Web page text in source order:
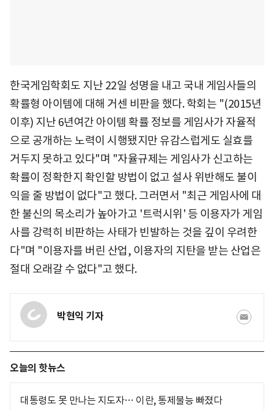
한국게임학회도 지난 22일 성명을 내고 국내 게임사들의
확률형 아이템에 대해 거센 비판을 했다. 학회는 "(2015년
이후) 지난 6년여간 아이템 확률 정보를 게임사가 자율적
으로 공개하는 노력이 시행됐지만 유감스럽게도 실효를
거두지 못하고 있다"며 "자율규제는 게임사가 신고하는
확률이 정확한지 확인할 방법이 없고 설사 위반해도 불이
익을 줄 방법이 없다"고 했다. 그러면서 "최근 게임사에 대
한 불신의 목소리가 높아가고 '트럭시위' 등 이용자가 게임
사를 강력히 비판하는 사태가 빈발하는 것을 깊이 우려한
다"며 "이용자를 버린 산업, 이용자의 지탄을 받는 산업은
절대 오래갈 수 없다"고 했다.
박현익 기자
오늘의 핫뉴스
대통령도 못 만나는 지도자… 이란, 통제불능 빠졌다